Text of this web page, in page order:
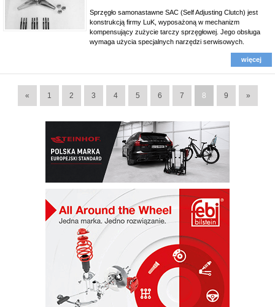
Sprzęgło samonastawne SAC (Self Adjusting Clutch) jest
konstrukcją firmy LuK, wyposażoną w mechanizm
kompensujący zużycie tarczy sprzęgłowej. Jego obsługa
wymaga użycia specjalnych narzędzi serwisowych.
więcej
« 1 2 3 4 5 6 7 8 9 »